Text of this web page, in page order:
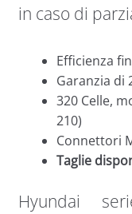
in caso di
Efficienza
Garanzia di
320 Celle,
210)
Connettori
Taglie
Hyundai